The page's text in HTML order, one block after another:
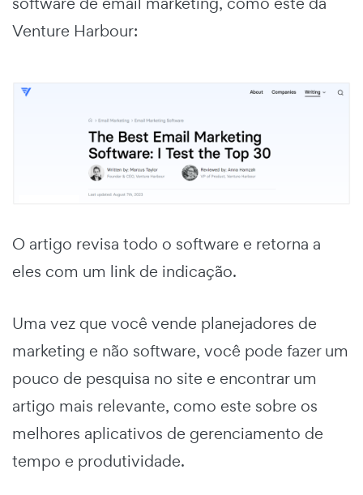
Venture Harbour:
O artigo revisa todo o software e retorna a
eles com um link de indicação.
Uma vez que você vende planejadores de
marketing e não software, você pode fazer um
pouco de pesquisa no site e encontrar um
artigo mais relevante, como este sobre os
melhores aplicativos de gerenciamento de
tempo e produtividade.